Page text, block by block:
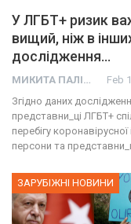
У ЛГБТ+ ризик
вищий, ніж в
дослідження…
МИКИТА ПАЛІЙ Feb
Згідно даних
представни_ці ЛГБТ+
перебігу
персони та
ЗАРУБІЖНІ НОВИНИ